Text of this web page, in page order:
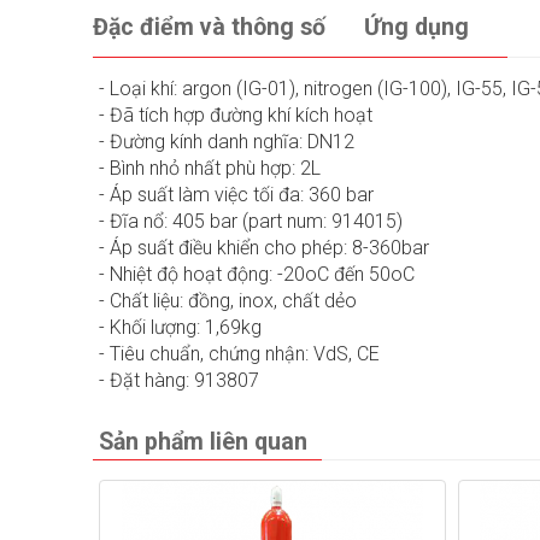
Đặc điểm và thông số Ứng dụng
- Loại khí: argon (IG-01), nitrogen (IG-100), IG-55,
- Đã tích hợp đường khí kích hoạt
- Đường kính danh nghĩa: DN12
- Bình nhỏ nhất phù hợp: 2L
- Áp suất làm việc tối đa: 360 bar
- Đĩa nổ: 405 bar (part num: 914015)
- Áp suất điều khiển cho phép: 8-360bar
- Nhiệt độ hoạt động: -20oC đến 50oC
- Chất liệu: đồng, inox, chất dẻo
- Khối lượng: 1,69kg
- Tiêu chuẩn, chứng nhận: VdS, CE
- Đặt hàng: 913807
Sản phẩm liên quan